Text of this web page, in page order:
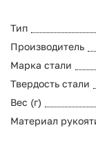
Тип
Производитель
Марка стали
Твердость стали
Вес (г)
Материал